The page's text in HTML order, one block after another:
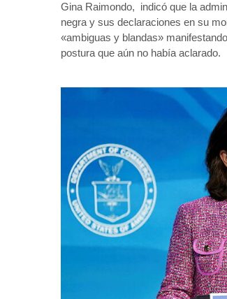
Gina Raimondo, indicó que la
negra y sus declaraciones en su
«ambiguas y blandas»
postura que aún no había aclarado.